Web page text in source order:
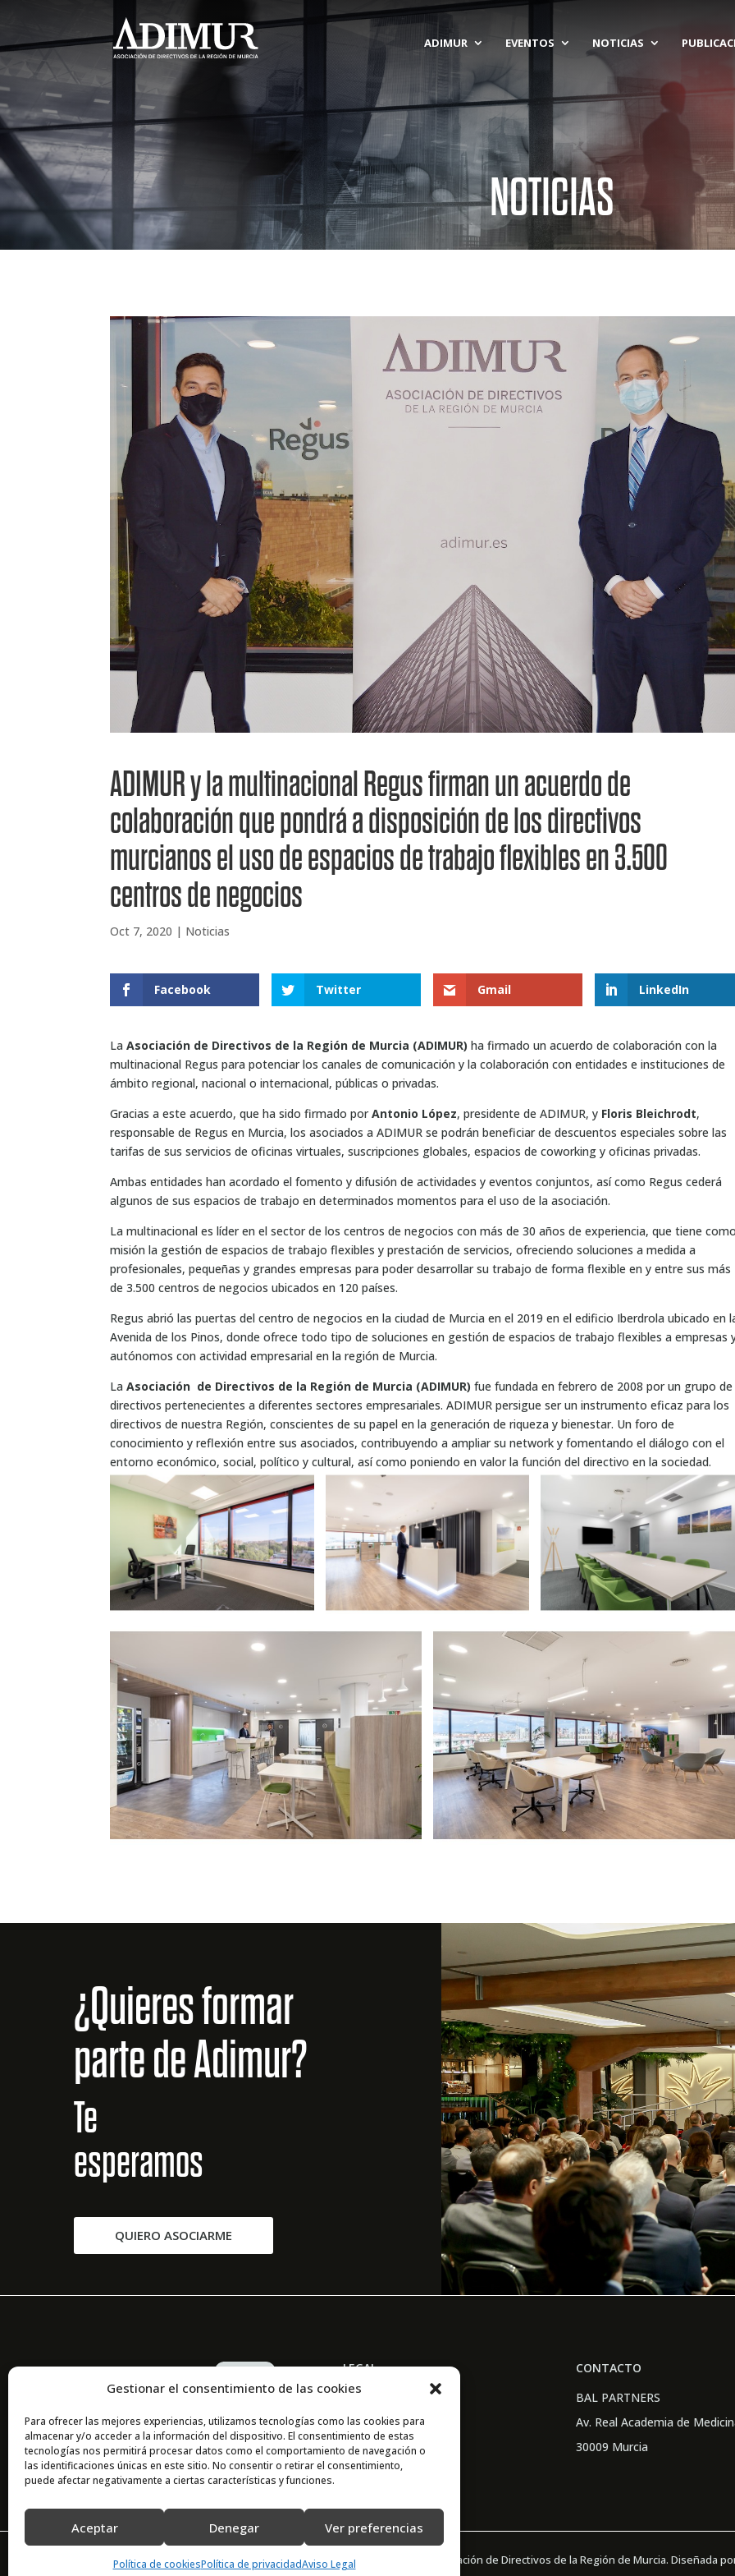
Gestionar el consentimiento de las cookies
Para ofrecer las mejores experiencias, utilizamos tecnologías como las cookies para
almacenar y/o acceder a la información del dispositivo. El consentimiento de estas
tecnologías nos permitirá procesar datos como el comportamiento de navegación o
las identificaciones únicas en este sitio. No consentir o retirar el consentimiento,
puede afectar negativamente a ciertas características y funciones.
Aceptar Denegar Ver preferencias
Política de cookiesPolítica de privacidadAviso Legal
ADIMUR EVENTOS NOTICIAS
NOTICIAS
ADIMUR y la multinacional Regus firman un acuerdo de
colaboración que pondrá a disposición de los directivos
murcianos el uso de espacios de trabajo flexibles en 3.500
centros de negocios
Oct 7, 2020 | Noticias
Facebook Twitter Gmail LinkedIn
LaAsociación de Directivos de la Región de Murcia (ADIMUR) ha firmado un acuerdo de colaboración con la
multinacional Regus para potenciar los canales de comunicación y la colaboración con entidades e instituciones de
ámbito regional, nacional o internacional, públicas o privadas.
Gracias a este acuerdo, que ha sido firmado porAntonio López, presidente de ADIMUR, y Floris Bleichrodt,
responsable de Regus en Murcia, los asociados a ADIMUR se podrán beneficiar de descuentos especiales sobre las
tarifas de sus servicios de oficinas virtuales, suscripciones globales, espacios de coworking y oficinas privadas.
Ambas entidades han acordado el fomento y difusión de actividades y eventos conjuntos, así como Regus cederá
algunos de sus espacios de trabajo en determinados momentos para el uso de la asociación.
La multinacional es líder en el sector de los centros de negocios con más de 30 años de experiencia, que tiene como
misión la gestión de espacios de trabajo flexibles y prestación de servicios, ofreciendo soluciones a medida a
profesionales, pequeñas y grandes empresas para poder desarrollar su trabajo de forma flexible en y entre sus más
de 3.500 centros de negocios ubicados en 120 países.
Regus abrió las puertas del centro de negocios en la ciudad de Murcia en el 2019 en el edificio Iberdrola ubicado en
Avenida de los Pinos, donde ofrece todo tipo de soluciones en gestión de espacios de trabajo flexibles a empresas
autónomos con actividad empresarial en la región de Murcia.
LaAsociación de Directivos de la Región de Murcia (ADIMUR) fue fundada en febrero de 2008 por un grupo de
directivos pertenecientes a diferentes sectores empresariales. ADIMUR persigue ser un instrumento eficaz para los
directivos de nuestra Región, conscientes de su papel en la generación de riqueza y bienestar. Un foro de
conocimiento y reflexión entre sus asociados, contribuyendo a ampliar su network y fomentando el diálogo con el
entorno económico, social, político y cultural, así como poniendo en valor la función del directivo en la sociedad.
¿Quieres formar
parte de Adimur?
Te
esperamos
QUIERO ASOCIARME
LEGAL
Privacidad
Aviso Legal
Cookies
CONTACTO
BAL PARTNERS
Av. Real Academia de
30009 Murcia
2022 © Adimur · Asociación de Directivos de la Región de Murcia. Diseñada